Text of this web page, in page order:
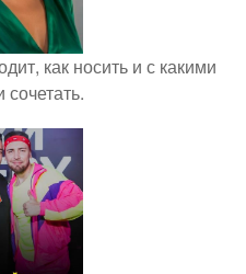
как носить и с какими